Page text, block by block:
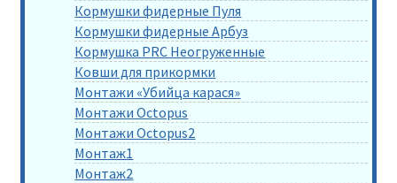
Кормушки фидерные Пуля
Кормушки фидерные Арбуз
Кормушка PRC Неогруженные
Ковши для прикормки
Монтажи «Убийца карася»
Монтажи Octopus
Монтажи Octopus2
Монтаж1
Монтаж2